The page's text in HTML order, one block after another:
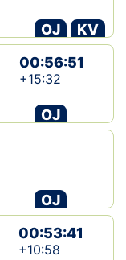
OJ
KV
00:56:51
+15:32
OJ
OJ
00:53:41
+10:58